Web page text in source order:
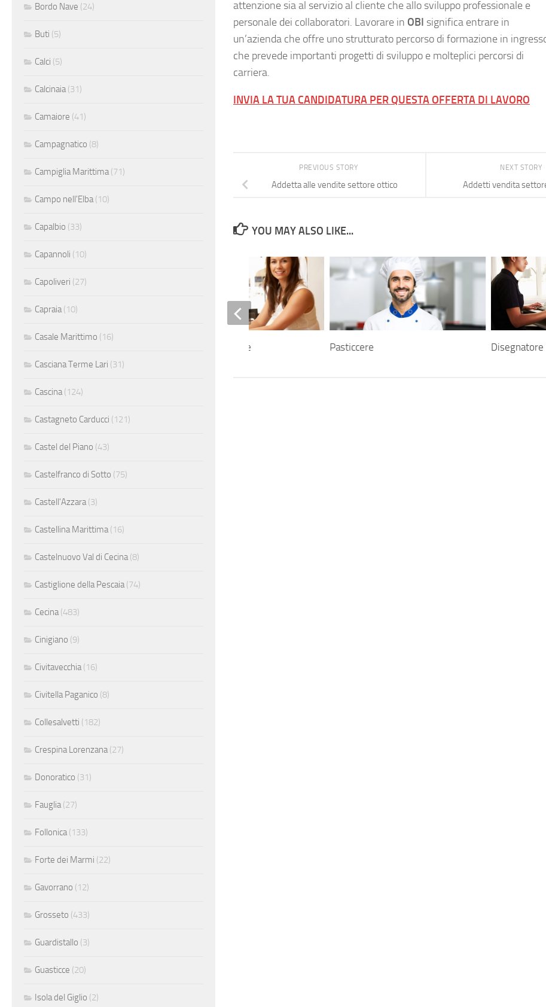
attenzione sia al servizio al cliente che allo sviluppo professionale e
personale dei collaboratori. Lavorare in OBI significa entrare in
un’azienda che offre uno strutturato percorso di formazione in
che prevede importanti progetti di sviluppo e molteplici percorsi di
carriera.
INVIA LA TUA CANDIDATURA PER QUESTA OFFERTA DI LAVORO
NEXT STORY
Addetti vendita
PREVIOUS STORY
Addetta alle vendite settore ottico
YOU MAY ALSO LIKE...
Pasticcere Disegnatore
Addetti alle vendite
Bordo Nave (24)
Buti (5)
Calci (5)
Calcinaia(31)
Camaiore (41)
Campagnatico (8)
Campiglia Marittima(71)
Campo nell'Elba(10)
Capalbio (33)
Capannoli (10)
Capoliveri (27)
Capraia(10)
Casale Marittimo (16)
Casciana Terme Lari (31)
Cascina(124)
Castagneto Carducci (121)
Castel del Piano (43)
Castelfranco di Sotto (75)
Castell'Azzara(3)
Castellina Marittima(16)
Castelnuovo Val di Cecina(8)
Castiglione della Pescaia(74)
Cecina(483)
Cinigiano (9)
Civitavecchia(16)
Civitella Paganico (8)
Collesalvetti (182)
Crespina Lorenzana(27)
Donoratico (31)
Fauglia(27)
Follonica(133)
Forte dei Marmi (22)
Gavorrano (12)
Grosseto (433)
Guardistallo (3)
Guasticce (20)
Isola del Giglio (2)